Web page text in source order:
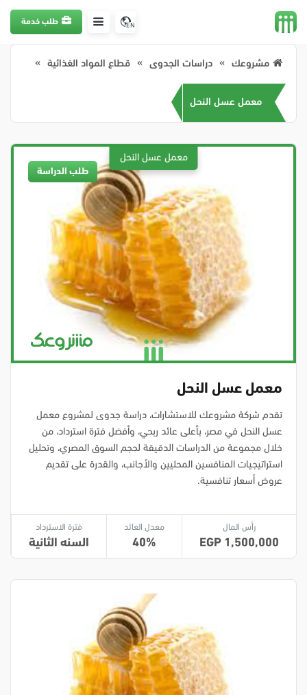
EN طلب خدمة
مشروعك دراسات الجدوى قطاع المواد الغذائية
معمل عسل النحل
معمل عسل النحل
طلب الدراسة
تقدم شركة مشروعك للاستشارات، دراسة جدوى لمشروع معمل
عسل النحل في مصر، بأعلى عائد ربحي، وأفضل فترة استرداد، من
خلال مجموعة من الدراسات الدقيقة لحجم السوق المصري، وتحليل
استراتيجيات المنافسين المحليين والأجانب، والقدرة على تقديم
عروض أسعار تنافسية.
رأس المال
1,500,000
معدل العائد
40
فترة الاسترداد
السنه الثانية